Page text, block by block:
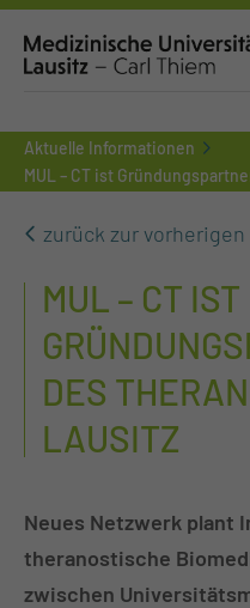
Aktuelle Informationen
MUL – CT ist
zurück zur vorherigen
MUL – CT IST
DES
LAUSITZ
Neues Netzwerk plant
theranostische
zwischen